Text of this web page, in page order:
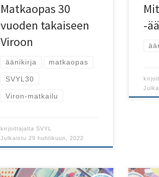
Matkaopas 30
vuoden takaiseen
Viroon
äänikirja matkaopas
SVYL30
Viron-matkailu
kirjoittajaltaSVYL
Julkaistu 29 huhtikuun, 2022
-